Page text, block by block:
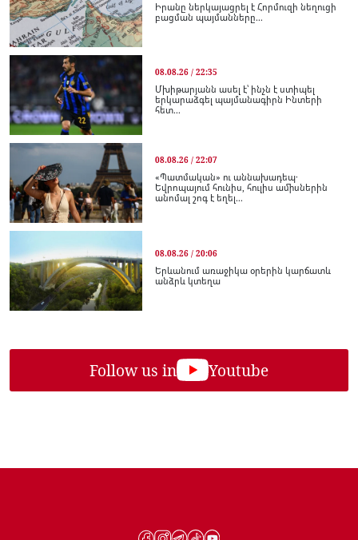
Իրանը ներկայացրել է Հորմուզի նեղուցի
բացման պայմանները...
08.08.26 / 22:35
Մխիթարյանն ասել է՝ ինչն է ստիպել
երկարաձգել պայմանագիրն Ինտերի
հետ...
08.08.26 / 22:07
«Պատմական» ու աննախադեպ․
Եվրոպայում հունիս, հուլիս ամիսներին
անոմալ շոգ է եղել...
08.08.26 / 20:06
Երևանում առաջիկա օրերին կարճատև
անձրև կտեղա
Follow us in Youtube